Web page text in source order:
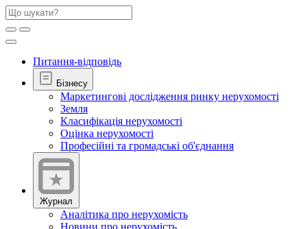
Питання-відповідь
Бізнесу
Маркетингові дослідження ринку нерухомості
Земля
Класифікація нерухомості
Оцінка нерухомості
Професійні та громадські об'єднання
Журнал
Аналітика про нерухомість
Новини про нерухомість